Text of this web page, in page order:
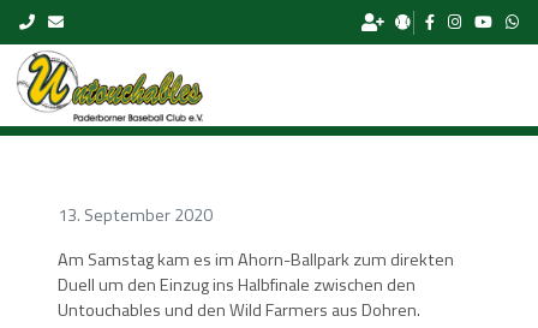
Skip to content
13. September 2020
Am Samstag kam es im Ahorn-Ballpark zum direkten
Duell um den Einzug ins Halbfinale zwischen den
Untouchables und den Wild Farmers aus Dohren.